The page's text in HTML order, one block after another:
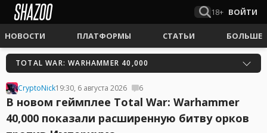
18+ ВОЙТИ
НОВОСТИ ПЛАТФОРМЫ СТАТЬИ БОЛЬШЕ
TOTAL WAR: WARHAMMER 40,000
CryptoNick19:30, 6 августа 2026 6
В новом геймплее Total War: Warhammer
40,000 показали расширенную битву орков